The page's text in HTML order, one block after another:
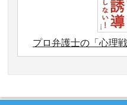
プロ弁護士の「心理